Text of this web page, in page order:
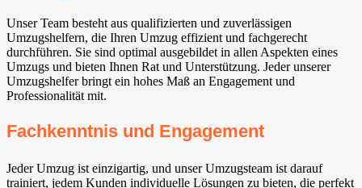
Unser Team besteht aus qualifizierten und zuverlässigen
Umzugshelfern, die Ihren Umzug effizient und fachgerecht
durchführen. Sie sind optimal ausgebildet in allen Aspekten eines
Umzugs und bieten Ihnen Rat und Unterstützung. Jeder unserer
Umzugshelfer bringt ein hohes Maß an Engagement und
Professionalität mit.
Fachkenntnis und Engagement
Jeder Umzug ist einzigartig, und unser Umzugsteam ist darauf
trainiert, jedem Kunden individuelle Lösungen zu bieten, die perfekt